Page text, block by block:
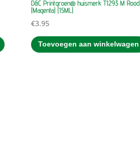
D&C Printgroen® huismerk T1293 M Rood
(Magenta) (15ML)
€3.95
Toevoegen aan winkelwagen